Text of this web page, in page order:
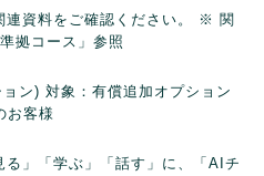
資料をご確認ください。
※ 関
拠コース」参照
ン) 対象：有償追加オプション
お客様
」「学ぶ」「話す」に、「AIチ